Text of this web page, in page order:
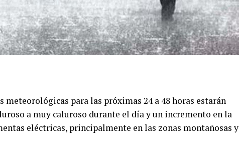
meteorológicas para las próximas 24 a 48 horas estarán
a muy caluroso durante el día y un incremento en la
eléctricas, principalmente en las zonas montañosas y